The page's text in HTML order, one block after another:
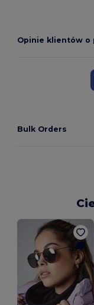
Opinie klientów o
Bulk Orders